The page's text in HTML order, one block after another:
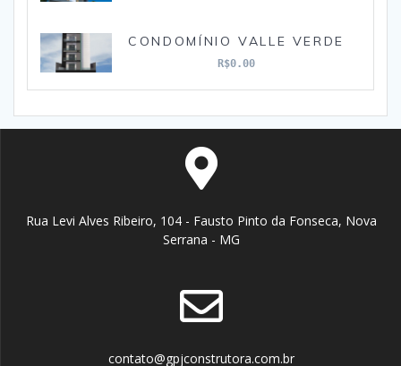
CONDOMÍNIO VALLE VERDE
R$0.00
Rua Levi Alves Ribeiro, 104 - Fausto Pinto da Fonseca, Nova
Serrana - MG
contato@gpjconstrutora.com.br